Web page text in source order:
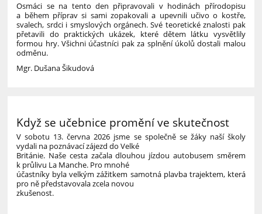
Osmáci se na tento den připravovali v hodinách přírodopisu
a během příprav si sami zopakovali a upevnili učivo o kostře,
svalech, srdci i smyslových orgánech. Své teoretické znalosti pak
přetavili do praktických ukázek, které dětem látku vysvětlily
formou hry. Všichni účastníci pak za splnění úkolů dostali malou
odměnu.
Mgr. Dušana Šikudová
Když se učebnice promění ve skutečnost
V sobotu 13. června 2026 jsme se společně se žáky naší školy
vydali na poznávací zájezd do Velké
Británie. Naše cesta začala dlouhou jízdou autobusem směrem
k průlivu La Manche. Pro mnohé
účastníky byla velkým zážitkem samotná plavba trajektem, která
pro ně představovala zcela novou
zkušenost.